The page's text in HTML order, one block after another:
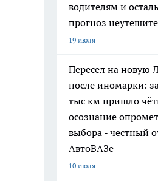
водителям и
прогноз
19 июля
Пересел на новую
после иномарки:
тыс км пришло
осознание
выбора - честный
АвтоВАЗе
10 июля